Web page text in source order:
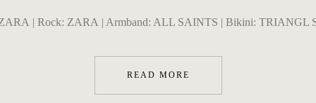
| Rock: ZARA | Armband: ALL SAINTS | Bikini: TRIANGL
READ MORE